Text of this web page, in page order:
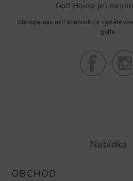
Golf House je i na
Sledujte nás na Facebooku a zjistěte
golfu.
Nabídka
OBCHOD